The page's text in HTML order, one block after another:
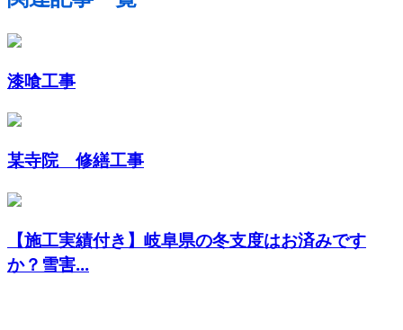
漆喰工事
某寺院 修繕工事
【施工実績付き】岐阜県の冬支度はお済みです
か？雪害...